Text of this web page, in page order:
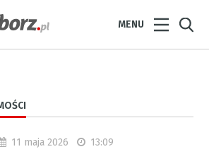
MENU
11 maja 2026 13:09